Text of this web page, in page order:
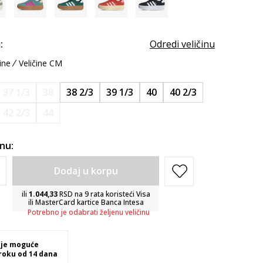
Odredi veličinu
Veličine CM
38 2/3 39 1/3 40
40 2/3
Dodaj u korpu
ili 1.044,33RSD na 9 rata koristeći Visa
ili MasterCard kartice Banca Intesa
Potrebno je odabrati željenu veličinu
moguće
od 14 dana